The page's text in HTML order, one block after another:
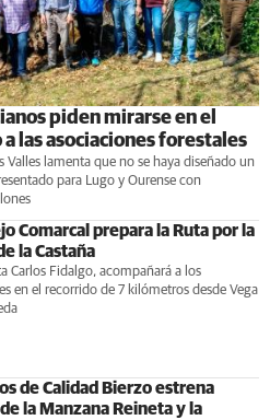
piden mirarse en el
las asociaciones forestales
Valles lamenta que no se haya diseñado un
para Lugo y Ourense con
Comarcal prepara la Ruta por la
la Castaña
Carlos Fidalgo, acompañará a los
en el recorrido de 7 kilómetros desde Vega
de Calidad Bierzo estrena
la Manzana Reineta y la